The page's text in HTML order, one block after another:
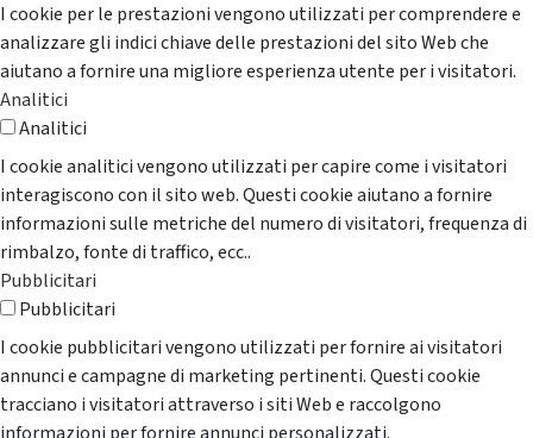
I cookie per le prestazioni vengono utilizzati per comprendere e
analizzare gli indici chiave delle prestazioni del sito Web che
aiutano a fornire una migliore esperienza utente per i visitatori.
Analitici
Analitici
I cookie analitici vengono utilizzati per capire come i visitatori
interagiscono con il sito web. Questi cookie aiutano a fornire
informazioni sulle metriche del numero di visitatori, frequenza di
rimbalzo, fonte di traffico, ecc..
Pubblicitari
Pubblicitari
I cookie pubblicitari vengono utilizzati per fornire ai visitatori
annunci e campagne di marketing pertinenti. Questi cookie
tracciano i visitatori attraverso i siti Web e raccolgono